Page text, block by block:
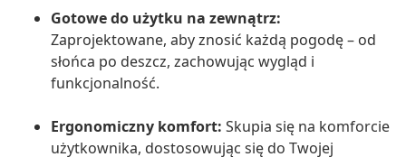
Gotowe do użytku na zewnątrz:
Zaprojektowane, aby znosić każdą pogodę – od
słońca po deszcz, zachowując wygląd i
funkcjonalność.
Ergonomiczny komfort: Skupia się na komforcie
użytkownika, dostosowując się do Twojej